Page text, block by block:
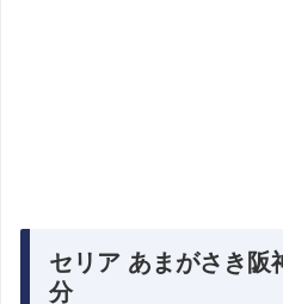
セリア あまがさき阪
分